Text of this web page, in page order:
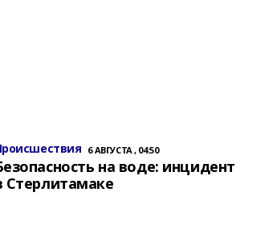
6 АВГУСТА , 04:50
на воде: инцидент
Стерлитамаке